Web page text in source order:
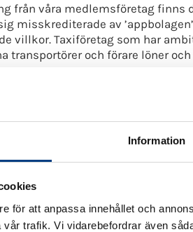
Information
för att anpassa innehållet och
trafik. Vi vidarebefordrar även
från våra medlemsföretag finns
misskrediterade av
villkor. Taxiföretag som har
transportörer och förare löner
den del vi arbetar för, ropar
samhälle och näringsliv
inte minst de yngsta till skolan,
samhällsperspektivet kan
är skillnaden | Artikel | Nyheter